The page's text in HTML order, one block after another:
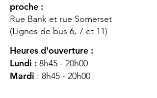
proche :
Rue Bank et rue Somerset
(Lignes de bus 6, 7 et 11)
Heures d'ouverture :
Lundi : 8h45 - 20h00
Mardi : 8h45 - 20h00